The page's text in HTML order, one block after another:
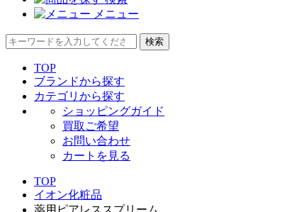
メニュー
検索
TOP
ブランドから探す
カテゴリから探す
ショッピングガイド
買取ご希望
お問い合わせ
カートを見る
TOP
イオン化粧品
薬用ピアレススプリーム